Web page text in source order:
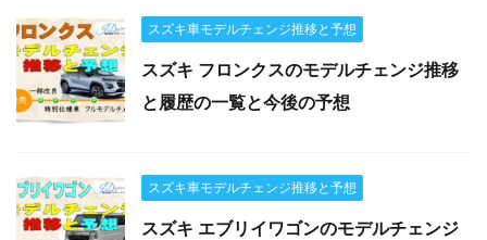
スズキ車モデルチェンジ推移と予想
スズキ フロンクスのモデルチェンジ推移
と履歴の一覧と今後の予想
スズキ車モデルチェンジ推移と予想
スズキ エブリイワゴンのモデルチェンジ